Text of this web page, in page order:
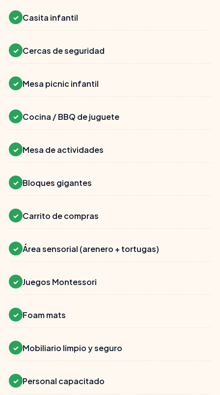
✓ Casita infantil
✓ Cercas de seguridad
✓ Mesa picnic infantil
✓ Cocina / BBQ de juguete
✓ Mesa de actividades
✓ Bloques gigantes
✓ Carrito de compras
✓ Área sensorial (arenero + tortugas)
✓ Juegos Montessori
✓ Foam mats
✓ Mobiliario limpio y seguro
✓ Personal capacitado